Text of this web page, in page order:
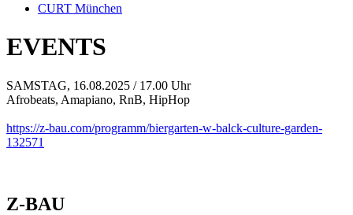
CURT München
EVENTS
SAMSTAG, 16.08.2025 / 17.00 Uhr
Afrobeats, Amapiano, RnB, HipHop
https://z-bau.com/programm/biergarten-w-balck-culture-garden-
132571
Z-BAU